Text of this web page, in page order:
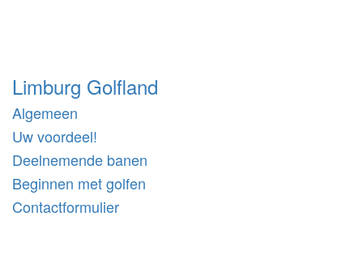
Limburg Golfland
Algemeen
Uw voordeel!
Deelnemende banen
Beginnen met golfen
Contactformulier